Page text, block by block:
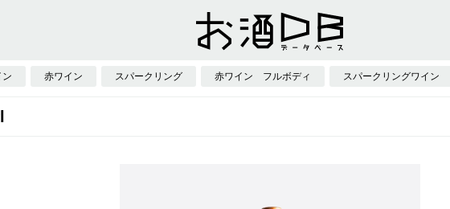
ン 赤ワイン スパークリング 赤ワイン フルボディ スパークリングワイン